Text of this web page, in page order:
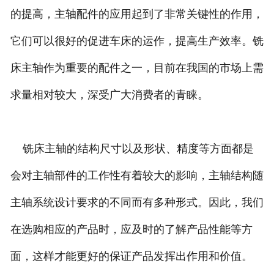
的提高，主轴配件的应用起到了非常关键性的作用，
它们可以很好的促进车床的运作，提高生产效率。铣
床主轴作为重要的配件之一，目前在我国的市场上需
求量相对较大，深受广大消费者的青睐。
铣床主轴的结构尺寸以及形状、精度等方面都是
会对主轴部件的工作性有着较大的影响，主轴结构随
主轴系统设计要求的不同而有多种形式。因此，我们
在选购相应的产品时，应及时的了解产品性能等方
面，这样才能更好的保证产品发挥出作用和价值。